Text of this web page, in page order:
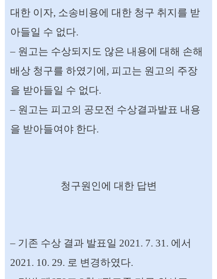
대한 이자, 소송비용에 대한 청구 취지를 받
아들일 수 없다.
– 원고는 수상되지도 않은 내용에 대해 손해
배상 청구를 하였기에, 피고는 원고의 주장
을 받아들일 수 없다.
– 원고는 피고의 공모전 수상결과발표 내용
을 받아들여야 한다.
청구원인에 대한 답변
– 기존 수상 결과 발표일 2021. 7. 31. 에서
2021. 10. 29. 로 변경하였다.